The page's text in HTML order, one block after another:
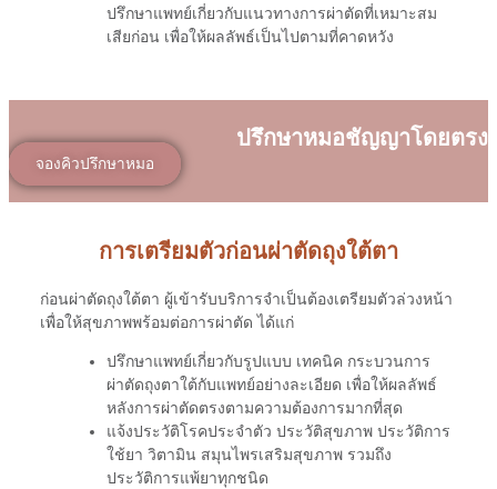
ปรึกษาแพทย์เกี่ยวกับแนวทางการผ่าตัดที่เหมาะสม
เสียก่อน เพื่อให้ผลลัพธ์เป็นไปตามที่คาดหวัง
ปรึกษาหมอชัญญาโดยตรง
จองคิวปรึกษาหมอ
การเตรียมตัวก่อนผ่าตัดถุงใต้ตา
ก่อนผ่าตัดถุงใต้ตา ผู้เข้ารับบริการจำเป็นต้องเตรียมตัวล่วงหน้า
เพื่อให้สุขภาพพร้อมต่อการผ่าตัด ได้แก่
ปรึกษาแพทย์เกี่ยวกับรูปแบบ เทคนิค กระบวนการ
ผ่าตัดถุงตาใต้กับแพทย์อย่างละเอียด เพื่อให้ผลลัพธ์
หลังการผ่าตัดตรงตามความต้องการมากที่สุด
แจ้งประวัติโรคประจำตัว ประวัติสุขภาพ ประวัติการ
ใช้ยา วิตามิน สมุนไพรเสริมสุขภาพ รวมถึง
ประวัติการแพ้ยาทุกชนิด